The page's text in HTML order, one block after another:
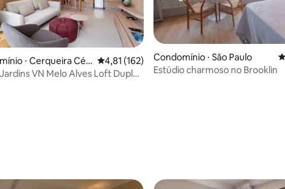
média de 5, 111 avaliações
⋅ Cerqueira Cés
4,81 de uma avaliação média de 5, 162
4,81 (162)
Alves Loft Duplex
Condomínio ⋅ São Paulo
Estúdio charmoso no Brooklin